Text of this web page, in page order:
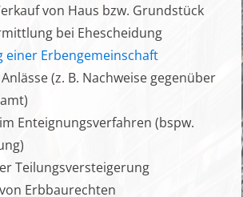
von Haus bzw. Grundstück
bei Ehescheidung
einer Erbengemeinschaft
(z. B. Nachweise gegenüber
Enteignungsverfahren (bspw.
Teilungsversteigerung
Erbbaurechten